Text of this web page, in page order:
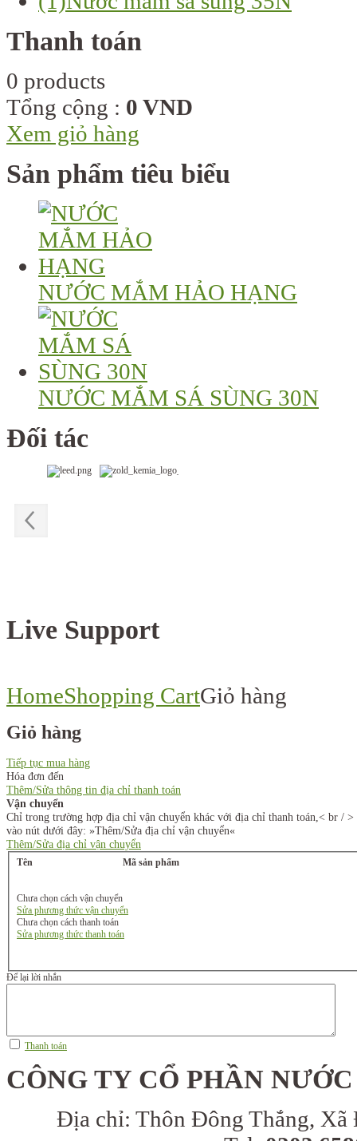
Thanh toán
0 products
Tổng cộng : 0 VND
Xem giỏ hàng
Sản phẩm tiêu biểu
NƯỚC MẮM HẢO HẠNG
NƯỚC MẮM SÁ SÙNG 30N
Đối tác
Live Support
HomeShopping CartGiỏ hàng
Giỏ hàng
Tiếp tục mua hàng
Hóa đơn đến
Thêm/Sửa thông tin địa chỉ thanh toán
Vận chuyển
Chỉ trong trường hợp địa chỉ vận chuyển khác với địa chỉ thanh toán,< br / >
vào nút dưới đây: »Thêm/Sửa địa chỉ vận chuyển«
Thêm/Sửa địa chỉ vận chuyển
Tên Mã sản phẩm
Chưa chọn cách vận chuyển
Sửa phương thức vận chuyển
Chưa chọn cách thanh toán
Sửa phương thức thanh toán
Để lại lời nhắn
Thanh toán
CÔNG TY CỔ PHẦN
Địa chỉ: Thôn Đông Thắng,